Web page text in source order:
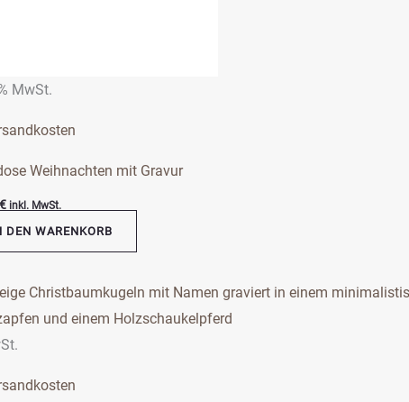
MwSt.
Weihnachten mit Gravur
€ inkl. MwSt.
DEN WARENKORB